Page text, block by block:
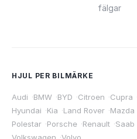
fälgar
HJUL PER BILMÄRKE
Audi ·BMW ·BYD ·Citroen ·Cupra
Hyundai ·Kia ·Land Rover ·Mazda
Polestar ·Porsche ·Renault ·Saab